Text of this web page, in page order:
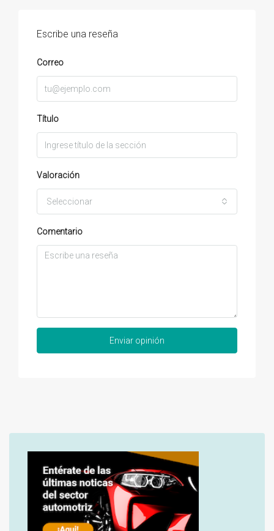
Escribe una reseña
Correo
Título
Valoración
Seleccionar
Comentario
Enviar opinión